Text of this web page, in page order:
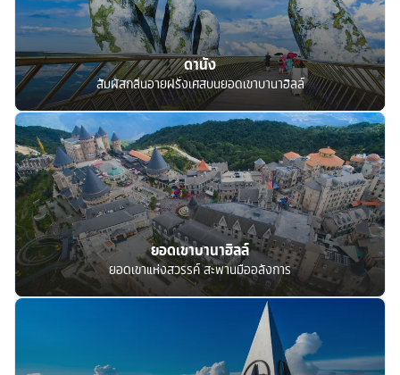
ดานัง
สัมผัสกลิ่นอายฝรั่งเศสบนยอดเขาบานาฮิลล์
ยอดเขาบานาฮิลล์
ยอดเขาแห่งสวรรค์ สะพานมืออลังการ